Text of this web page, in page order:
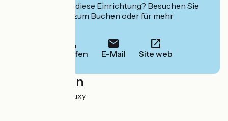
Interessiert Sie diese Einrichtung? Besuchen Sie
deren Website zum Buchen oder für mehr
Anrufen E-Mail Site web
Localisation
Davenay 71390 Buxy